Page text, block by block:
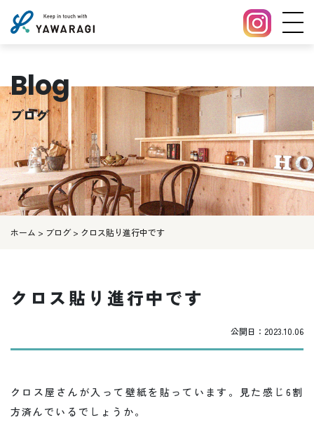
ブログ
Blog
ホーム > ブログ> クロス貼り進行中です
クロス貼り進行中です
公開日： 2023.10.06
クロス屋さんが入って壁紙を貼っています。見た感じ6割
方済んでいるでしょうか。